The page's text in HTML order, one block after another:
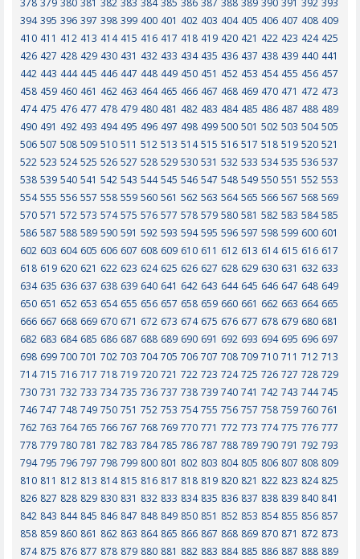
378 379 380 381 382 383 384 385 386 387 388 389 390 391 392 393
394 395 396 397 398 399 400 401 402 403 404 405 406 407 408 409
410 411 412 413 414 415 416 417 418 419 420 421 422 423 424 425
426 427 428 429 430 431 432 433 434 435 436 437 438 439 440 441
442 443 444 445 446 447 448 449 450 451 452 453 454 455 456 457
458 459 460 461 462 463 464 465 466 467 468 469 470 471 472 473
474 475 476 477 478 479 480 481 482 483 484 485 486 487 488 489
490 491 492 493 494 495 496 497 498 499 500 501 502 503 504 505
506 507 508 509 510 511 512 513 514 515 516 517 518 519 520 521
522 523 524 525 526 527 528 529 530 531 532 533 534 535 536 537
538 539 540 541 542 543 544 545 546 547 548 549 550 551 552 553
554 555 556 557 558 559 560 561 562 563 564 565 566 567 568 569
570 571 572 573 574 575 576 577 578 579 580 581 582 583 584 585
586 587 588 589 590 591 592 593 594 595 596 597 598 599 600 601
602 603 604 605 606 607 608 609 610 611 612 613 614 615 616 617
618 619 620 621 622 623 624 625 626 627 628 629 630 631 632 633
634 635 636 637 638 639 640 641 642 643 644 645 646 647 648 649
650 651 652 653 654 655 656 657 658 659 660 661 662 663 664 665
666 667 668 669 670 671 672 673 674 675 676 677 678 679 680 681
682 683 684 685 686 687 688 689 690 691 692 693 694 695 696 697
698 699 700 701 702 703 704 705 706 707 708 709 710 711 712 713
714 715 716 717 718 719 720 721 722 723 724 725 726 727 728 729
730 731 732 733 734 735 736 737 738 739 740 741 742 743 744 745
746 747 748 749 750 751 752 753 754 755 756 757 758 759 760 761
762 763 764 765 766 767 768 769 770 771 772 773 774 775 776 777
778 779 780 781 782 783 784 785 786 787 788 789 790 791 792 793
794 795 796 797 798 799 800 801 802 803 804 805 806 807 808 809
810 811 812 813 814 815 816 817 818 819 820 821 822 823 824 825
826 827 828 829 830 831 832 833 834 835 836 837 838 839 840 841
842 843 844 845 846 847 848 849 850 851 852 853 854 855 856 857
858 859 860 861 862 863 864 865 866 867 868 869 870 871 872 873
874 875 876 877 878 879 880 881 882 883 884 885 886 887 888 889